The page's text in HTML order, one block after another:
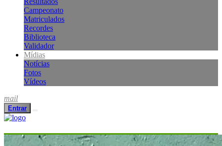
Campeonato
Matriculados
Recordes
Biblioteca
Validador
Mídias
Notícias
Fotos
Vídeos
mail
Entrar